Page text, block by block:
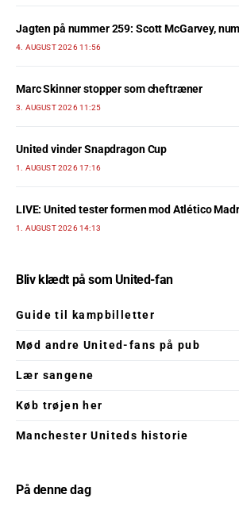
Jagten på nummer 259: Scott McGarvey,
4. AUGUST 2026 11:56
Marc Skinner stopper som cheftræner
3. AUGUST 2026 11:25
United vinder Snapdragon Cup
1. AUGUST 2026 17:16
LIVE: United tester formen mod Atlético
1. AUGUST 2026 14:13
Bliv klædt på som United-fan
Guide til kampbilletter
Mød andre United-fans på pub
Lær sangene
Køb trøjen her
Manchester Uniteds historie
På denne dag